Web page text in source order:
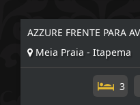
R$
AZZURE FRENTE PARA